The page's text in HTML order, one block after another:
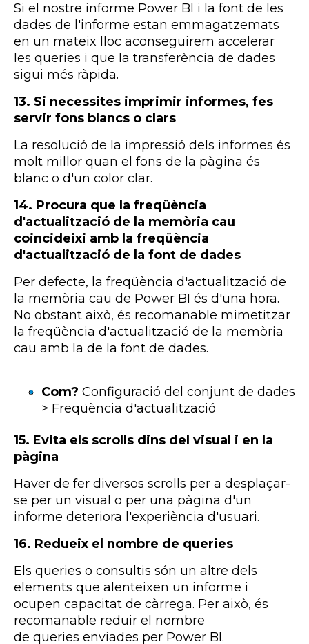
Si el nostre informe Power BI i la font de les
dades de l'informe estan emmagatzemats
en un mateix lloc aconseguirem accelerar
les queries i que la transferència de dades
sigui més ràpida.
13. Si necessites imprimir informes, fes
servir fons blancs o clars
La resolució de la impressió dels informes és
molt millor quan el fons de la pàgina és
blanc o d'un color clar.
14. Procura que la freqüència
d'actualització de la memòria cau
coincideixi amb la freqüència
d'actualització de la font de dades
Per defecte, la freqüència d'actualització de
la memòria cau de Power BI és d'una hora.
No obstant això, és recomanable mimetitzar
la freqüència d'actualització de la memòria
cau amb la de la font de dades.
Com? Configuració del conjunt de dades
> Freqüència d'actualització
15. Evita els scrolls dins del visual i en la
pàgina
Haver de fer diversos scrolls per a desplaçar-
se per un visual o per una pàgina d'un
informe deteriora l'experiència d'usuari.
16. Redueix el nombre de queries
Els queries o consultis són un altre dels
elements que alenteixen un informe i
ocupen capacitat de càrrega. Per això, és
recomanable reduir el nombre
de queries enviades per Power BI.